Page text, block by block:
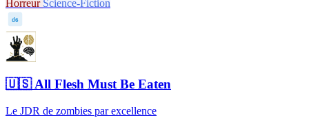
Horreur Science-Fiction
d6
🇺🇸All Flesh Must Be Eaten
Le JDR de zombies par excellence